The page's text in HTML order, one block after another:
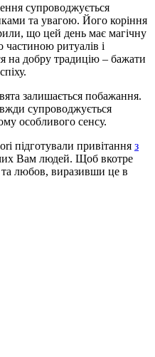
супроводжується
та увагою. Його коріння
що цей день має магічну
частиною ритуалів і
на добру традицію – бажати
залишається побажання.
супроводжується
особливого сенсу.
підготували привітання з
Вам людей. Щоб вкотре
та любов, виразивши це в